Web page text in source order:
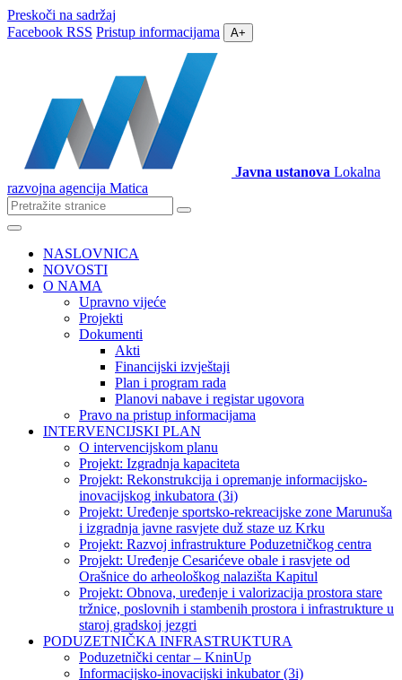
Preskoči na sadržaj
Facebook RSS Pristup informacijama A+
Javna ustanova Lokalna
razvojna agencija Matica
Pretraži
stranice
Izbornik
NASLOVNICA
NOVOSTI
O NAMA
Upravno vijeće
Projekti
Dokumenti
Akti
Financijski izvještaji
Plan i program rada
Planovi nabave i registar ugovora
Pravo na pristup informacijama
INTERVENCIJSKI PLAN
O intervencijskom planu
Projekt: Izgradnja kapaciteta
Projekt: Rekonstrukcija i opremanje informacijsko-
inovacijskog inkubatora (3i)
Projekt: Uređenje sportsko-rekreacijske zone Marunuša
i izgradnja javne rasvjete duž staze uz Krku
Projekt: Razvoj infrastrukture Poduzetničkog centra
Projekt: Uređenje Cesarićeve obale i rasvjete od
Orašnice do arheološkog nalazišta Kapitul
Projekt: Obnova, uređenje i valorizacija prostora stare
tržnice, poslovnih i stambenih prostora i infrastrukture u
staroj gradskoj jezgri
PODUZETNIČKA INFRASTRUKTURA
Poduzetnički centar – KninUp
Informacijsko-inovacijski inkubator (3i)